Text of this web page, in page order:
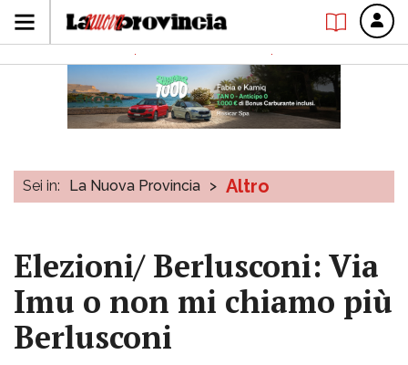
Sei in: La Nuova Provincia > Altro
Elezioni/ Berlusconi: Via
Imu o non mi chiamo più
Berlusconi